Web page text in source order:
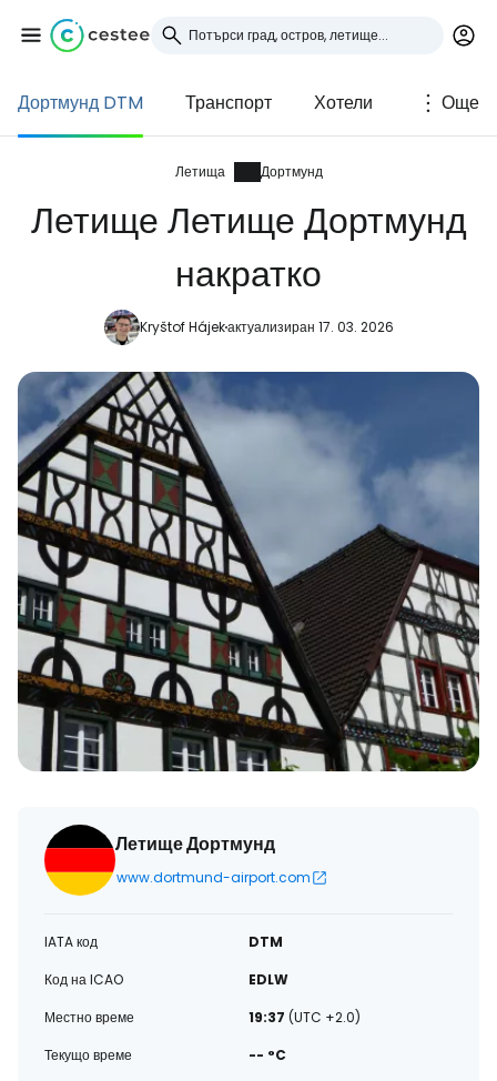
Дортмунд DTM Транспорт Хотели Още
Летища Дортмунд
Летище Летище Дортмунд
накратко
Kryštof Hájekактуализиран 17. 03. 2026
Летище Дортмунд
www.dortmund-airport.com
IATA код
DTM
Код на ICAO
EDLW
Местно време
19:37 (UTC +2.0)
Текущо време
-- °C
Влезте в Cestee
... световната общност на туристите
Продължете с Google
Продължете с Facebook
Продължете с имейл